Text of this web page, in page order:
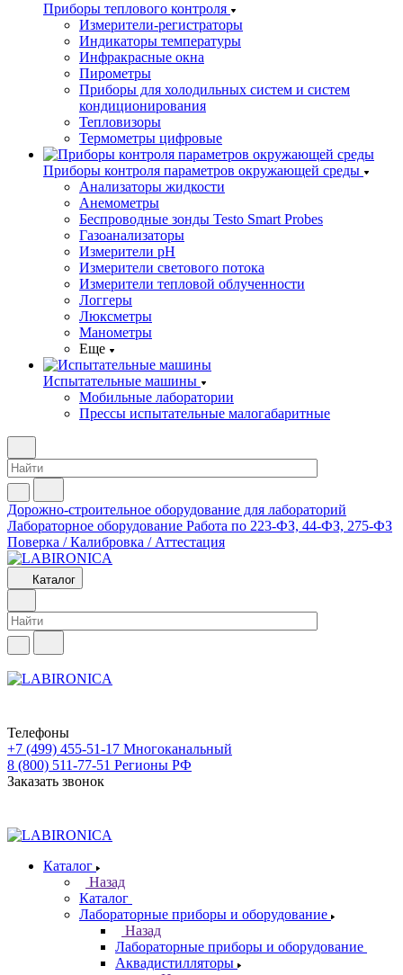
Приборы теплового контроля
Измерители-регистраторы
Индикаторы температуры
Инфракрасные окна
Пирометры
Приборы для холодильных систем и систем
кондиционирования
Тепловизоры
Термометры цифровые
Приборы контроля параметров окружающей среды
Анализаторы жидкости
Анемометры
Беспроводные зонды Testo Smart Probes
Газоанализаторы
Измерители pH
Измерители светового потока
Измерители тепловой облученности
Логгеры
Люксметры
Манометры
Еще
Испытательные машины
Мобильные лаборатории
Прессы испытательные малогабаритные
Дорожно-строительное оборудование для лабораторий
Лабораторное оборудование Работа по 223-ФЗ, 44-ФЗ, 275-ФЗ
Поверка / Калибровка / Аттестация
Каталог
Телефоны
+7 (499) 455-51-17 Многоканальный
8 (800) 511-77-51 Регионы РФ
Заказать звонок
Каталог
Назад
Каталог
Лабораторные приборы и оборудование
Назад
Лабораторные приборы и оборудование
Аквадистилляторы